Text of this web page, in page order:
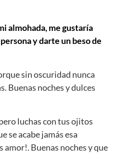
almohada, me gustaría
y darte un beso de
sin oscuridad nunca
Buenas noches y dulces
luchas con tus ojitos
se acabe jamás esa
amor!. Buenas noches y que